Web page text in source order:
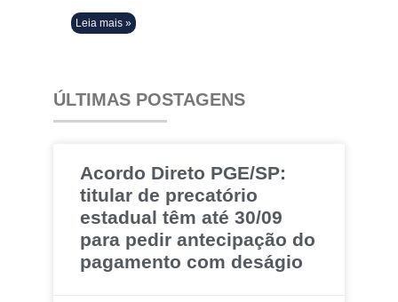
Leia mais »
ÚLTIMAS POSTAGENS
Acordo Direto PGE/SP:
titular de precatório
estadual têm até 30/09
para pedir antecipação do
pagamento com deságio